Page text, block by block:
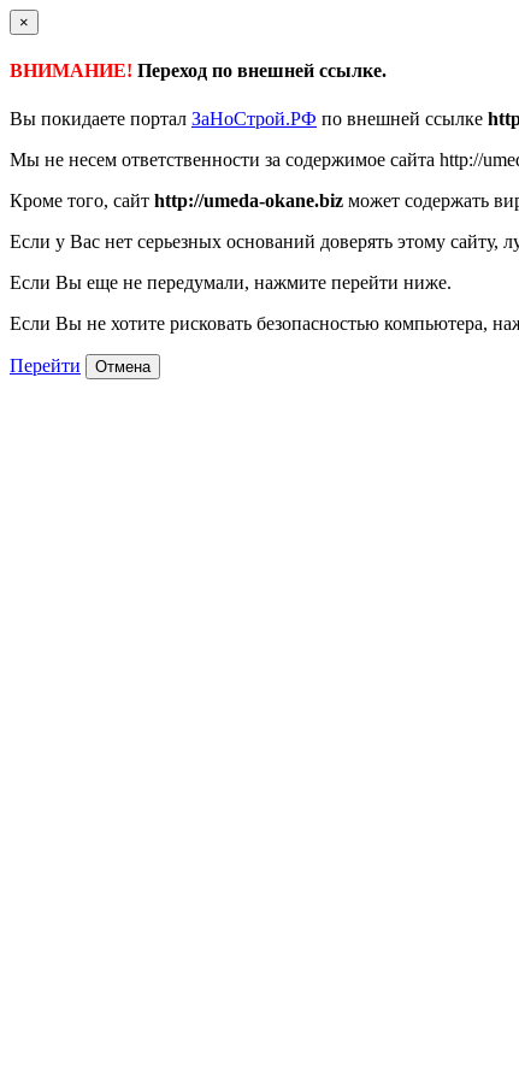
×
ВНИМАНИЕ! Переход по внешней ссылке.
Вы покидаете портал ЗаНоСтрой.РФ по внешней ссылке
Мы не несем ответственности за содержимое сайта http://
Кроме того, сайт http://umeda-okane.biz может содержать
Если у Вас нет серьезных оснований доверять этому
Если Вы еще не передумали, нажмите перейти ниже.
Если Вы не хотите рисковать безопасностью компьютера,
Перейти Отмена